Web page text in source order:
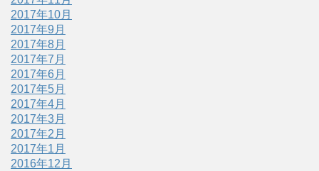
2017年10月
2017年9月
2017年8月
2017年7月
2017年6月
2017年5月
2017年4月
2017年3月
2017年2月
2017年1月
2016年12月